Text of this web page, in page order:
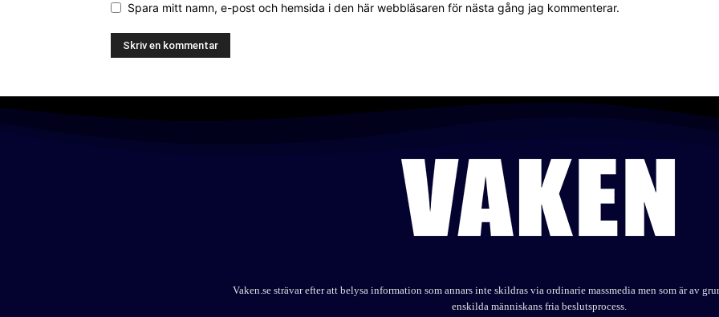
Spara mitt namn, e-post och hemsida i den här webbläsaren för nästa gång jag kommenterar.
Vaken.se strävar efter att belysa information som annars inte skildras via ordinarie massmedia men som är av
enskilda människans fria beslutsprocess.